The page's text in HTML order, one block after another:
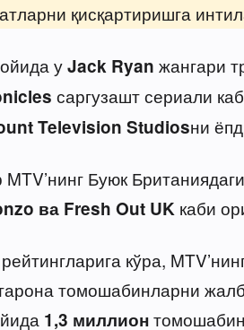
қисқартиришга
уJack Ryan жангари
саргузашт сериали
Television Studiosни
Буюк
ва Fresh Out UK каби
рейтингларига кўра,
томошабинларни
1,3 миллион